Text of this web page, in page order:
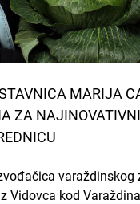
MARIJA
ZA
varaždinskog
Vidovca kod